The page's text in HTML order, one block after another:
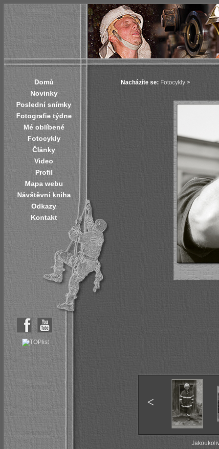
Domů
Novinky
Poslední snímky
Fotografie týdne
Mé oblíbené
Fotocykly
Články
Video
Profil
Mapa webu
Návštěvní kniha
Odkazy
Kontakt
Nacházíte se: Fotocykly >